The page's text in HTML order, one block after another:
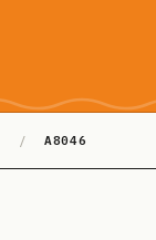
/ A8046